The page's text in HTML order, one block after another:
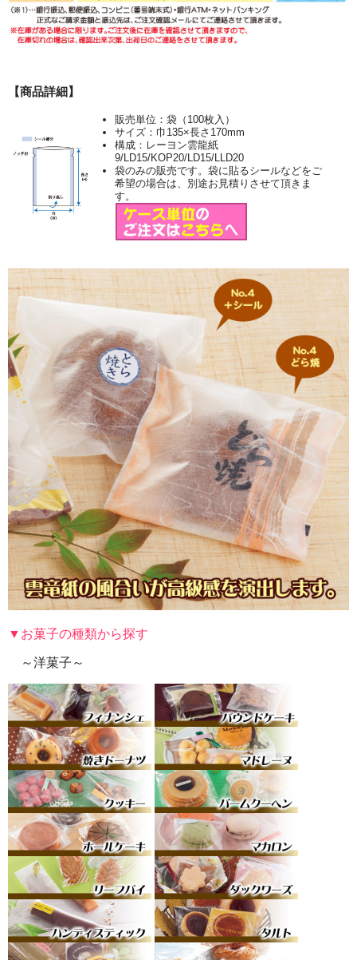
【商品詳細】
販売単位：袋（100枚入）
サイズ：巾135×長さ170mm
構成：レーヨン雲龍紙
9/LD15/KOP20/LD15/LLD20
袋のみの販売です。袋に貼るシールなどをご
希望の場合は、別途お見積りさせて頂きま
す。
▼お菓子の種類から探す
～洋菓子～